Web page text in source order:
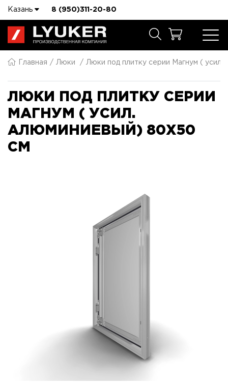
Казань 8 (950)311-20-80
Главная Люки Люки под плитку серии Магнум ( усил.
ЛЮКИ ПОД ПЛИТКУ СЕРИИ
МАГНУМ ( УСИЛ.
АЛЮМИНИЕВЫЙ) 80X50
СМ